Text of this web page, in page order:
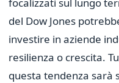
del Dow Jones
investire in aziende
resilienza o crescita.
questa tendenza sarà